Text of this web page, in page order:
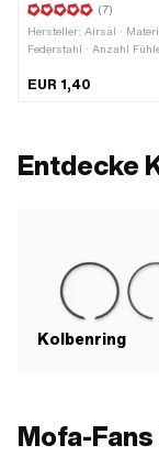
(7)
Hersteller: Airsal ·
Federstahl · Anzahl
EUR 1,40
Entdecke
Kolbenring
Mofa-